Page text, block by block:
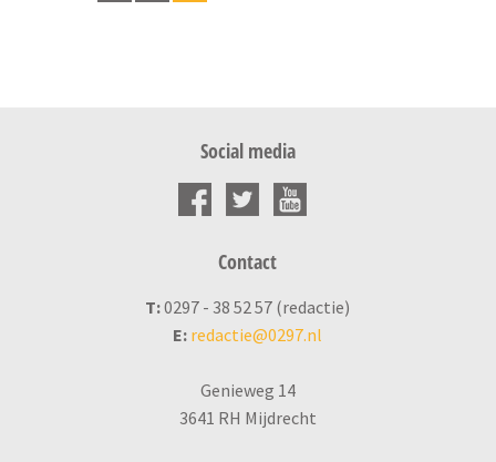
Social media
Contact
T:0297 - 38 52 57 (redactie)
E: redactie@0297.nl
Genieweg 14
3641 RH Mijdrecht